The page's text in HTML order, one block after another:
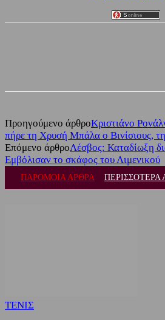
Προηγούμενο άρθροΚριστιάνο
πήρε τη Χρυσή Μπάλα ο Βινίσιους,
Επόμενο άρθροΛέσβος: Καταδίωξη
Εμβόλισαν το σκάφος του Λιμενικού
ΠΑΡΟΜΟΙΑ ΑΡΘΡΑ
ΤΕΝΙΣ